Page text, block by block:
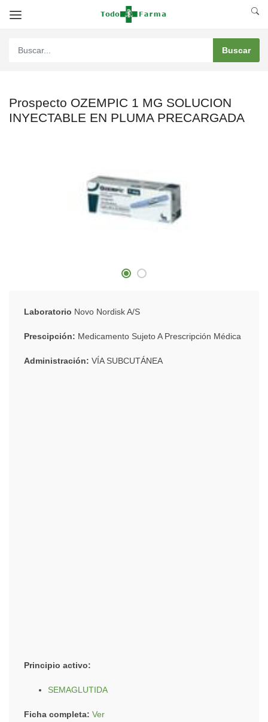
Prospecto OZEMPIC 1 MG SOLUCION
INYECTABLE EN PLUMA PRECARGADA
Laboratorio Novo Nordisk A/S
Prescipción: Medicamento Sujeto A Prescripción Médica
Administración: VÍA SUBCUTÁNEA
Principio activo:
SEMAGLUTIDA
Ficha completa: Ver